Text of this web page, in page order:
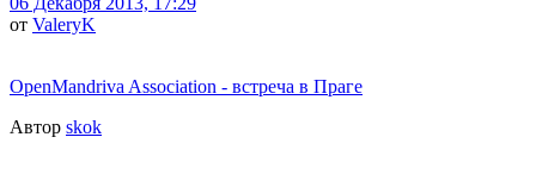
от ValeryK
OpenMandriva Association - встреча в Праге
Автор skok